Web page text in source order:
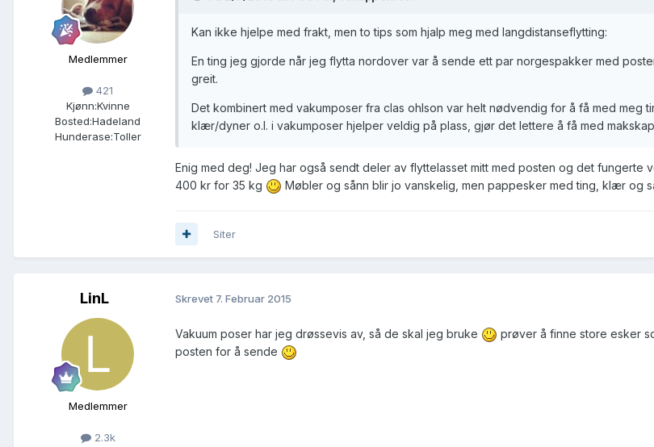
Medlemmer
421
Kjønn:Kvinne
Bosted:Hadeland
Hunderase:Toller
Kan ikke hjelpe med frakt, men to tips som hjalp meg med langdistanseflytting:
En ting jeg gjorde når jeg flytta nordover var å sende ett par norgespakker med
greit.
Det kombinert med vakumposer fra clas ohlson var helt nødvendig for å få med meg
klær/dyner o.l. i vakumposer hjelper veldig på plass, gjør det lettere å få med
Enig med deg! Jeg har også sendt deler av flyttelasset mitt med posten og det fungerte
400 kr for 35 kg
Møbler og sånn blir jo vanskelig, men pappesker med ting, klær og
Siter
LinL
Medlemmer
2.3k
Skrevet 7. Februar 2015
Vakuum poser har jeg drøssevis av, så de skal jeg bruke
prøver å finne store esker
posten for å sende